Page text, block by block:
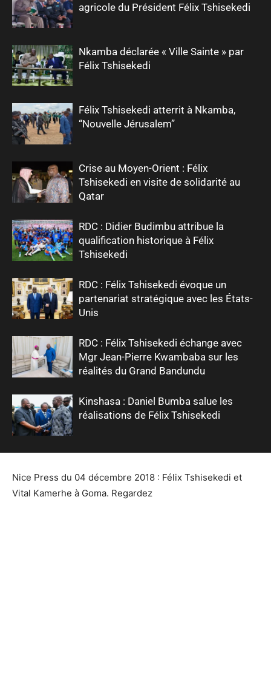
agricole du Président Félix Tshisekedi
Nkamba déclarée « Ville Sainte » par
Félix Tshisekedi
Félix Tshisekedi atterrit à Nkamba,
“Nouvelle Jérusalem”
Crise au Moyen-Orient : Félix
Tshisekedi en visite de solidarité au
Qatar
RDC : Didier Budimbu attribue la
qualification historique à Félix
Tshisekedi
RDC : Félix Tshisekedi évoque un
partenariat stratégique avec les États-
Unis
RDC : Félix Tshisekedi échange avec
Mgr Jean-Pierre Kwambaba sur les
réalités du Grand Bandundu
Kinshasa : Daniel Bumba salue les
réalisations de Félix Tshisekedi
Nice Press du 04 décembre 2018 : Félix Tshisekedi et
Vital Kamerhe à Goma. Regardez